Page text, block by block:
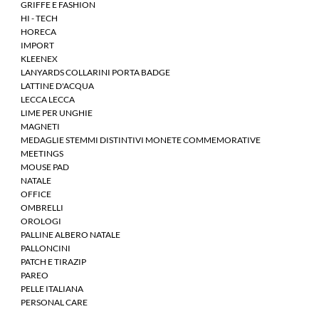
GRIFFE E FASHION
HI - TECH
HORECA
IMPORT
KLEENEX
LANYARDS COLLARINI PORTA BADGE
LATTINE D'ACQUA
LECCA LECCA
LIME PER UNGHIE
MAGNETI
MEDAGLIE STEMMI DISTINTIVI MONETE COMMEMORATIVE
MEETINGS
MOUSE PAD
NATALE
OFFICE
OMBRELLI
OROLOGI
PALLINE ALBERO NATALE
PALLONCINI
PATCH E TIRAZIP
PAREO
PELLE ITALIANA
PERSONAL CARE